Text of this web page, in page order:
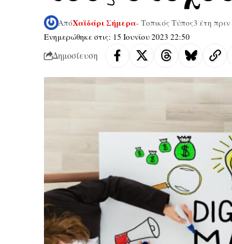
Ενημερώθηκε στις: 15 Ιουνίου 2023 22:50
ΑπόΧαϊδάρι Σήμερα- Τοπικός Τύπος3 έτη πριν
Δημοσίευση